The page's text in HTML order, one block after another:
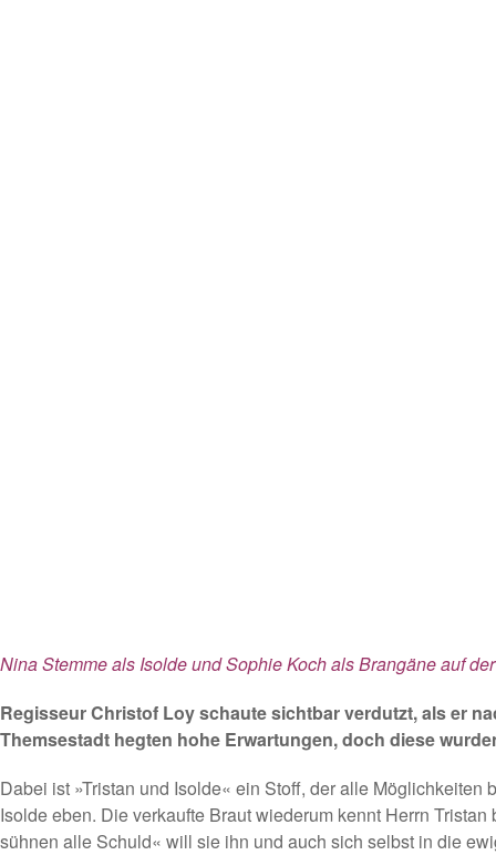
Nina Stemme als Isolde und Sophie Koch als Brangäne auf
Regisseur Christof Loy schaute sichtbar verdutzt, als er
Themsestadt hegten hohe Erwartungen, doch diese
Dabei ist »Tristan und Isolde« ein Stoff, der alle
Isolde eben. Die verkaufte Braut wiederum kennt Herrn
sühnen alle Schuld« will sie ihn und auch sich selbst in die